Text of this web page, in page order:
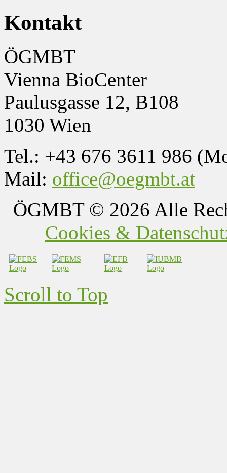
Kontakt
ÖGMBT
Vienna BioCenter
Paulusgasse 12, B108
1030 Wien
Tel.: +43 676 3611 986
Mail: office@oegmbt.at
ÖGMBT© 2026 Alle
Cookies &
Scroll to Top